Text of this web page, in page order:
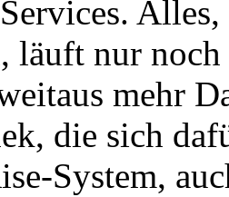
läuft nur
mehr
die sich
System,